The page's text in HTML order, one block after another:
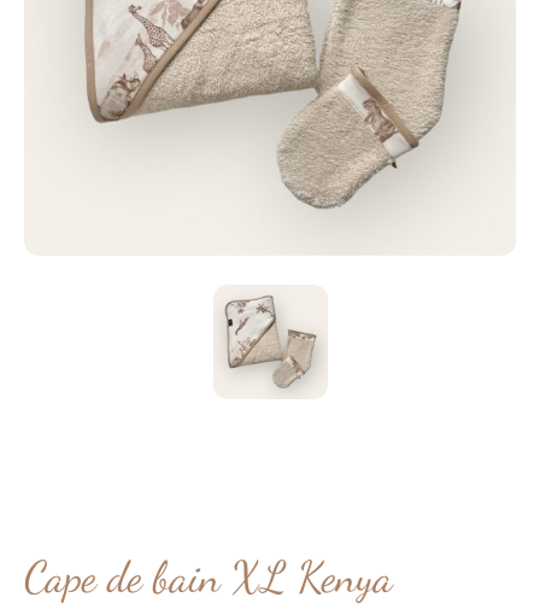
Cape de bain XL Kenya